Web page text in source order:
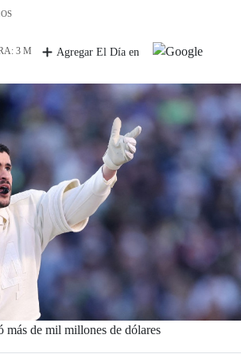
3 M Agregar El Día en
más de mil millones de dólares